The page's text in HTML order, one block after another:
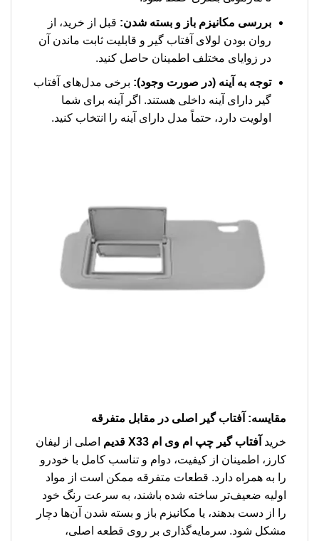
بررسی مکانیزم باز و بسته شدن: قبل از خرید، از
روان بودن لولای آفتاب گیر و قابلیت ثابت ماندن آن
در زوایای مختلف اطمینان حاصل کنید.
توجه به آینه (در صورت وجود): برخی مدل‌های آفتاب
گیر دارای آینه داخلی هستند. اگر آینه برای شما
اولویت دارد، حتماً مدل دارای آینه را انتخاب کنید.
مقایسه: آفتاب گیر اصلی در مقابل متفرقه
خرید آفتاب گیر چپ ام وی ام X33 قدیم
اصلی از لیفان
کارز، اطمینان از کیفیت، دوام و تناسب کامل با خودرو
را به همراه دارد. قطعات متفرقه ممکن است از مواد
اولیه ضعیف‌تر ساخته شده باشند، به سرعت رنگ خود
را از دست بدهند، یا مکانیزم باز و بسته شدن آن‌ها دچار
مشکل شود. سرمایه‌گذاری بر روی قطعه اصلی،